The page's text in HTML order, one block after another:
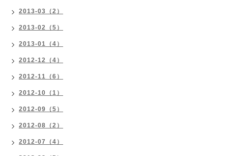
2013-03（2）
2013-02（5）
2013-01（4）
2012-12（4）
2012-11（6）
2012-10（1）
2012-09（5）
2012-08（2）
2012-07（4）